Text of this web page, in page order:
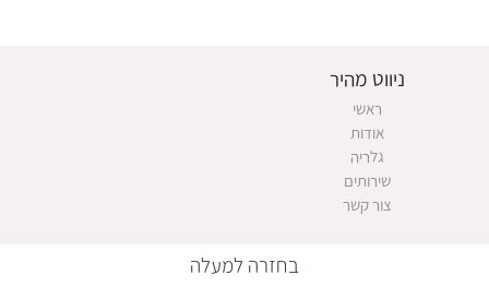
ניווט מהיר
ראשי
אודות
גלריה
שירותים
צור קשר
בחזרה למעלה